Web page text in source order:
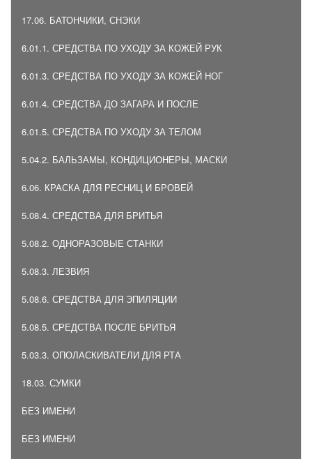
17.06. БАТОНЧИКИ, СНЭКИ
6.01.1. СРЕДСТВА ПО УХОДУ ЗА КОЖЕЙ РУК
6.01.3. СРЕДСТВА ПО УХОДУ ЗА КОЖЕЙ НОГ
6.01.4. СРЕДСТВА ДО ЗАГАРА И ПОСЛЕ
6.01.5. СРЕДСТВА ПО УХОДУ ЗА ТЕЛОМ
5.04.2. БАЛЬЗАМЫ, КОНДИЦИОНЕРЫ, МАСКИ
6.06. КРАСКА ДЛЯ РЕСНИЦ И БРОВЕЙ
5.08.4. СРЕДСТВА ДЛЯ БРИТЬЯ
5.08.2. ОДНОРАЗОВЫЕ СТАНКИ
5.08.3. ЛЕЗВИЯ
5.08.6. СРЕДСТВА ДЛЯ ЭПИЛЯЦИИ
5.08.5. СРЕДСТВА ПОСЛЕ БРИТЬЯ
5.03.3. ОПОЛАСКИВАТЕЛИ ДЛЯ РТА
18.03. СУМКИ
БЕЗ ИМЕНИ
БЕЗ ИМЕНИ